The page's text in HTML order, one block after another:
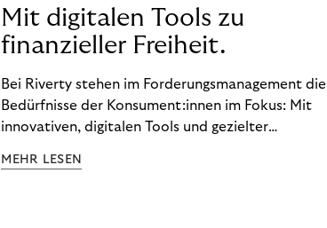
Mit digitalen Tools zu
finanzieller Freiheit.
Bei Riverty stehen im Forderungsmanagement die
Bedürfnisse der Konsument:innen im Fokus: Mit
innovativen, digitalen Tools und gezielter
ein Leben in finanzieller Freiheit zu führen. So
MEHR LESEN